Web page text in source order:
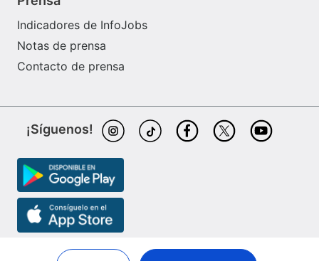
Indicadores de InfoJobs
Notas de prensa
Contacto de prensa
¡Síguenos!